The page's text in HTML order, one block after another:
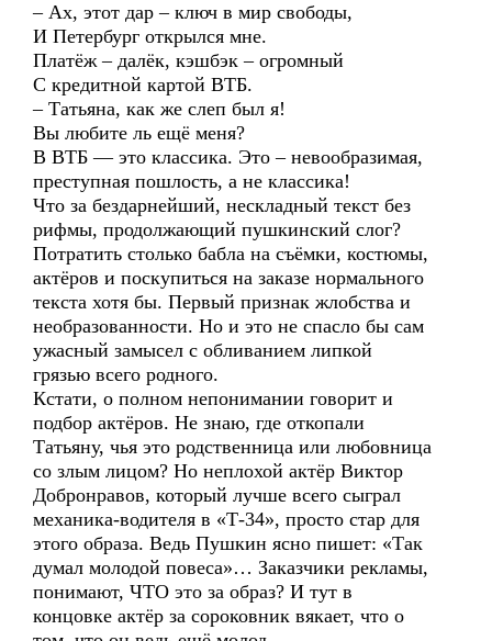
– Ах, этот дар – ключ в мир свободы,
И Петербург открылся мне.
Платёж – далёк, кэшбэк – огромный
С кредитной картой ВТБ.
– Татьяна, как же слеп был я!
Вы любите ль ещё меня?
В ВТБ — это классика. Это – невообразимая,
преступная пошлость, а не классика!
Что за бездарнейший, нескладный текст без
рифмы, продолжающий пушкинский слог?
Потратить столько бабла на съёмки, костюмы,
актёров и поскупиться на заказе нормального
текста хотя бы. Первый признак жлобства и
необразованности. Но и это не спасло бы сам
ужасный замысел с обливанием липкой
грязью всего родного.
Кстати, о полном непонимании говорит и
подбор актёров. Не знаю, где откопали
Татьяну, чья это родственница или любовница
со злым лицом? Но неплохой актёр Виктор
Добронравов, который лучше всего сыграл
механика-водителя в «Т-34», просто стар для
этого образа. Ведь Пушкин ясно пишет: «Так
думал молодой повеса»… Заказчики рекламы,
понимают, ЧТО это за образ? И тут в
концовке актёр за сороковник вякает, что о